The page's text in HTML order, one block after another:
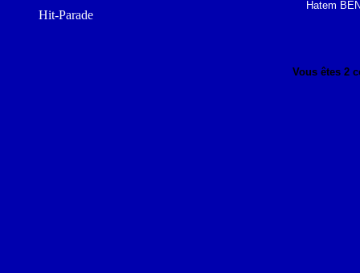
Hatem
Vous êtes 2